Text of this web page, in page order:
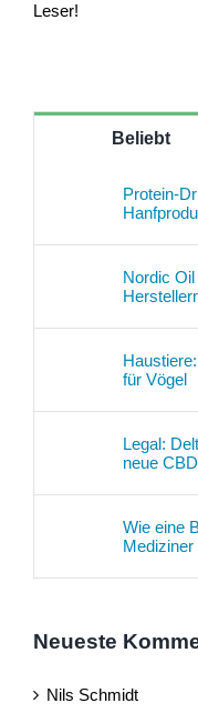
Leser!
Beliebt
Protein-
Nordic
für Vögel
Legal:
neue
Wie eine
Neueste
Nils Schmidt